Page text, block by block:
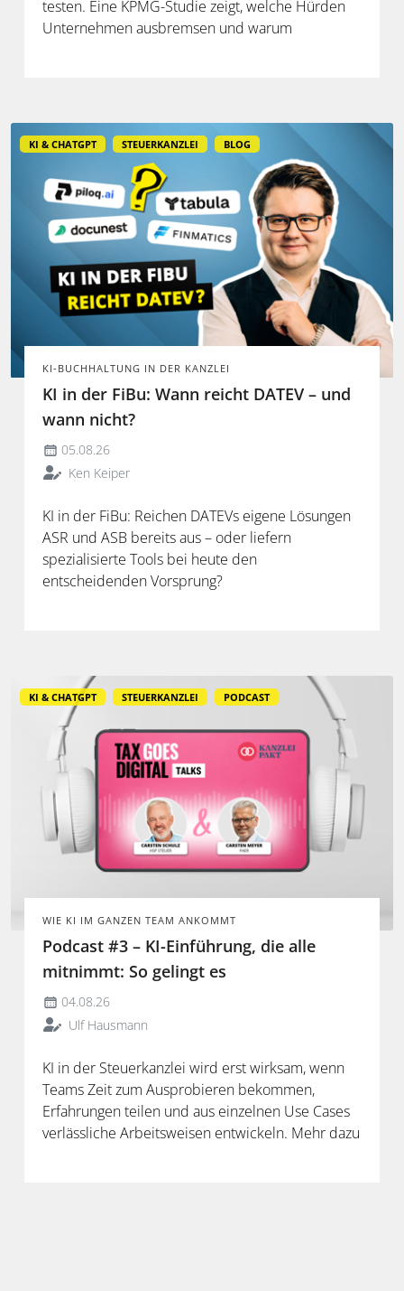
testen. Eine KPMG-Studie zeigt, welche Hürden
Unternehmen ausbremsen und warum
KI & CHATGPT STEUERKANZLEI BLOG
KI-BUCHHALTUNG IN DER KANZLEI
KI in der FiBu: Wann reicht DATEV – und
wann nicht?
05.08.26
Ken Keiper
KI in der FiBu: Reichen DATEVs eigene Lösungen
ASR und ASB bereits aus – oder liefern
spezialisierte Tools bei heute den
entscheidenden Vorsprung?
KI & CHATGPT STEUERKANZLEI PODCAST
WIE KI IM GANZEN TEAM ANKOMMT
Podcast #3 – KI-Einführung, die alle
mitnimmt: So gelingt es
04.08.26
Ulf Hausmann
KI in der Steuerkanzlei wird erst wirksam, wenn
Teams Zeit zum Ausprobieren bekommen,
Erfahrungen teilen und aus einzelnen Use Cases
verlässliche Arbeitsweisen entwickeln. Mehr dazu